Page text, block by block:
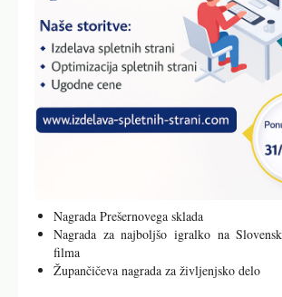
Nagrada Prešernovega sklada
Nagrada za najboljšo igralko na
filma
Župančičeva nagrada za življenjsko delo